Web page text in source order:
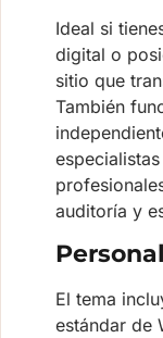
Ideal si
digital o
sitio que
También
auditoría y
El tema
estándar de